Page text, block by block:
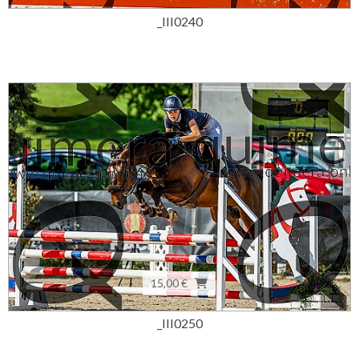
_III0240
15,00 €
_III0250